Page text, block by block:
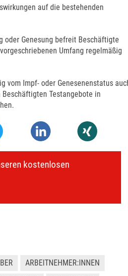
auf die bestehenden
oder Genesung befreit Beschäftigte
Umfang regelmäßig
vom Impf- oder Genesenenstatus
Testangebote in
kostenlosen
ARBEITNEHMER:INNEN